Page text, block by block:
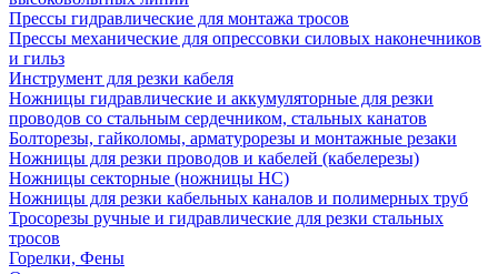
Прессы гидравлические для монтажа тросов
Прессы механические для опрессовки силовых наконечников
и гильз
Инструмент для резки кабеля
Ножницы гидравлические и аккумуляторные для резки
проводов со стальным сердечником, стальных канатов
Болторезы, гайколомы, арматурорезы и монтажные резаки
Ножницы для резки проводов и кабелей (кабелерезы)
Ножницы секторные (ножницы НС)
Ножницы для резки кабельных каналов и полимерных труб
Тросорезы ручные и гидравлические для резки стальных
тросов
Горелки, Фены